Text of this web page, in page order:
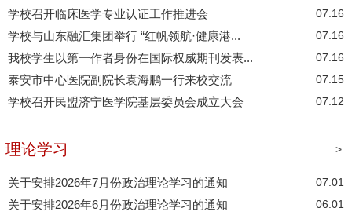
学校召开临床医学专业认证工作推进会 07.16
学校与山东融汇集团举行 “红帆领航·健康港... 07.16
我校学生以第一作者身份在国际权威期刊发表... 07.16
泰安市中心医院副院长袁海鹏一行来校交流 07.15
学校召开民盟济宁医学院基层委员会成立大会 07.12
理论学习 >
关于安排2026年7月份政治理论学习的通知 07.01
关于安排2026年6月份政治理论学习的通知 06.01